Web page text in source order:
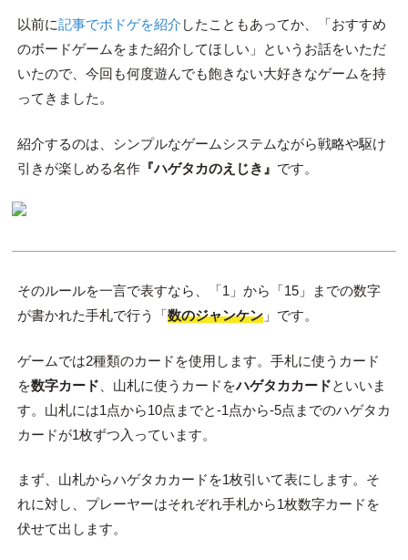
以前に記事でボドゲを紹介 したこともあってか、「おすすめ
のボードゲームをまた紹介してほしい」というお話をいただ
いたので、今回も何度遊んでも飽きない大好きなゲームを持
ってきました。
紹介するのは、シンプルなゲームシステムながら戦略や駆け
引きが楽しめる名作『ハゲタカのえじき』 です。
そのルールを一言で表すなら、「1」から「15」までの数字
が書かれた手札で行う「数のジャンケン」です。
ゲームでは2種類のカードを使用します。手札に使うカード
を数字カード 、山札に使うカードをハゲタカカードといいま
す。山札には1点から10点までと-1点から-5点までのハゲタカ
カードが1枚ずつ入っています。
まず、山札からハゲタカカードを1枚引いて表にします。そ
れに対し、プレーヤーはそれぞれ手札から1枚数字カードを
伏せて出します。